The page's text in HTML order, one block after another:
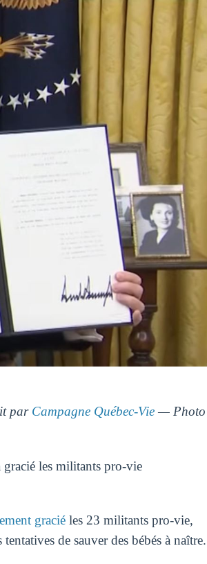
par Campagne Québec-Vie— Photo
les militants pro-vie
graciéles 23 militants pro-vie,
de sauver des bébés à naître.